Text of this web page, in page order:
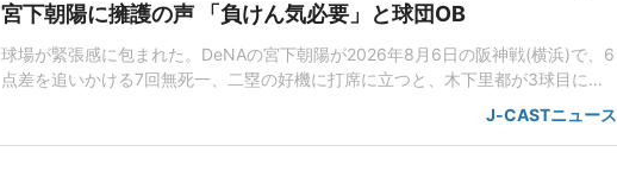
宮下朝陽に擁護の声 「負けん気必要」と球団OB
球場が緊張感に包まれた。DeNAの宮下朝陽が2026年8月6日の阪神戦(横浜)で、6
点差を追いかける7回無死一、二塁の好機に打席に立つと、木下里都が3球目に投
じた155キロ直球が顔面付近へ。もんどり打ってよけた宮下は怒りの表情を見せて
ヘルメットを叩きつけた。「熱くなってしまった部分があったのでしょう」前日5
J-CASTニュース